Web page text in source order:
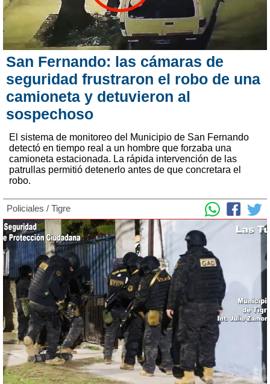
San Fernando: las cámaras de
seguridad frustraron el robo de una
camioneta y detuvieron al
sospechoso
El sistema de monitoreo del Municipio de San Fernando
detectó en tiempo real a un hombre que forzaba una
camioneta estacionada. La rápida intervención de las
patrullas permitió detenerlo antes de que concretara el
robo.
Policiales / Tigre